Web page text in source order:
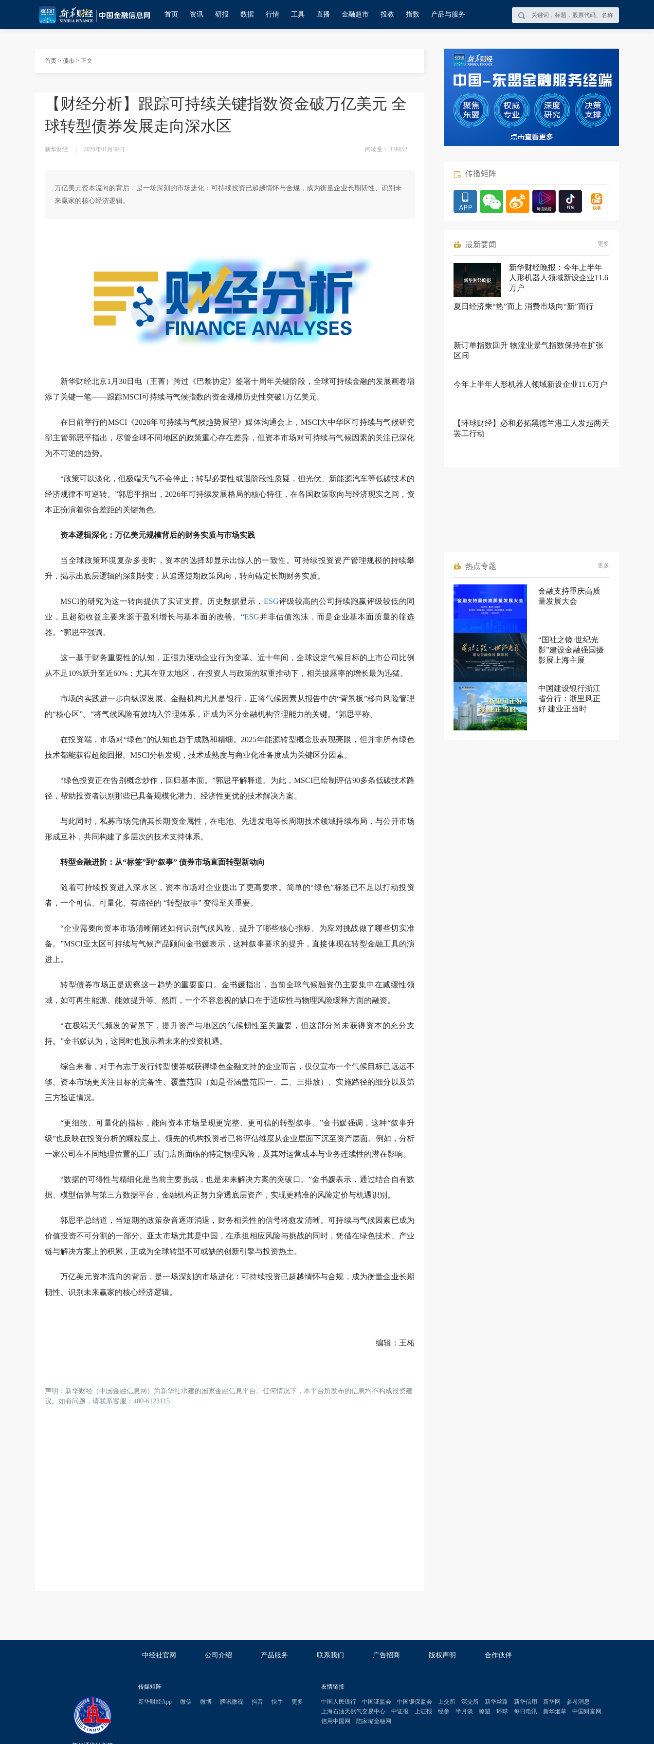
首页 资讯 研报 数据 行情 工具 直播 金融超市 投教 指数 产品与服务
首页 > 债市 > 正文
【财经分析】跟踪可持续关键指数资金破万亿美元 全
球转型债券发展走向深水区
新华财经 2026年01月30日 阅读量： 138652
万亿美元资本流向的背后，是一场深刻的市场进化：可持续投资已超越情怀与合规，成为衡量企业长期韧性、识别未
来赢家的核心经济逻辑。
新华财经北京1月30日电（王菁）跨过《巴黎协定》签署十周年关键阶段，全球可持续金融的发展画卷增
添了关键一笔——跟踪MSCI可持续与气候指数的资金规模历史性突破1万亿美元。
在日前举行的MSCI《2026年可持续与气候趋势展望》媒体沟通会上，MSCI大中华区可持续与气候研究
部主管郭思平指出，尽管全球不同地区的政策重心存在差异，但资本市场对可持续与气候因素的关注已深化
为不可逆的趋势。
“政策可以淡化，但极端天气不会停止；转型必要性或遇阶段性质疑，但光伏、新能源汽车等低碳技术的
经济规律不可逆转。”郭思平指出，2026年可持续发展格局的核心特征，在各国政策取向与经济现实之间，资
本正扮演着弥合差距的关键角色。
资本逻辑深化：万亿美元规模背后的财务实质与市场实践
当全球政策环境复杂多变时，资本的选择却显示出惊人的一致性。可持续投资资产管理规模的持续攀
升，揭示出底层逻辑的深刻转变：从追逐短期政策风向，转向锚定长期财务实质。
MSCI的研究为这一转向提供了实证支撑。历史数据显示， ESG评级较高的公司持续跑赢评级较低的同
业，且超额收益主要来源于盈利增长与基本面的改善。“ESG并非估值泡沫，而是企业基本面质量的筛选
器。”郭思平强调。
这一基于财务重要性的认知，正强力驱动企业行为变革。近十年间，全球设定气候目标的上市公司比例
从不足10%跃升至近60%；尤其在亚太地区，在投资人与政策的双重推动下，相关披露率的增长最为迅猛。
市场的实践进一步向纵深发展。金融机构尤其是银行，正将气候因素从报告中的“背景板”移向风险管理
的“核心区”。“将气候风险有效纳入管理体系，正成为区分金融机构管理能力的关键。”郭思平称。
在投资端，市场对“绿色”的认知也趋于成熟和精细。2025年能源转型概念股表现亮眼，但并非所有绿色
技术都能获得超额回报。MSCI分析发现，技术成熟度与商业化准备度成为关键区分因素。
“绿色投资正在告别概念炒作，回归基本面。”郭思平解释道。为此，MSCI已绘制评估90多条低碳技术路
径，帮助投资者识别那些已具备规模化潜力、经济性更优的技术解决方案。
与此同时，私募市场凭借其长期资金属性，在电池、先进发电等长周期技术领域持续布局，与公开市场
形成互补，共同构建了多层次的技术支持体系。
转型金融进阶：从“标签”到“叙事” 债券市场直面转型新动向
随着可持续投资进入深水区，资本市场对企业提出了更高要求。简单的“绿色”标签已不足以打动投资
者，一个可信、可量化、有路径的 “转型故事” 变得至关重要。
“企业需要向资本市场清晰阐述如何识别气候风险、提升了哪些核心指标、为应对挑战做了哪些切实准
备。”MSCI亚太区可持续与气候产品顾问金书媛表示，这种叙事要求的提升，直接体现在转型金融工具的演
进上。
转型债券市场正是观察这一趋势的重要窗口。金书媛指出，当前全球气候融资仍主要集中在减缓性领
域，如可再生能源、能效提升等。然而，一个不容忽视的缺口在于适应性与物理风险缓释方面的融资。
“在极端天气频发的背景下，提升资产与地区的气候韧性至关重要，但这部分尚未获得资本的充分支
持。”金书媛认为，这同时也预示着未来的投资机遇。
综合来看，对于有志于发行转型债券或获得绿色金融支持的企业而言，仅仅宣布一个气候目标已远远不
够。资本市场更关注目标的完备性、覆盖范围（如是否涵盖范围一、二、三排放）、实施路径的细分以及第
三方验证情况。
“更细致、可量化的指标，能向资本市场呈现更完整、更可信的转型叙事。”金书媛强调，这种“叙事升
级”也反映在投资分析的颗粒度上。领先的机构投资者已将评估维度从企业层面下沉至资产层面。例如，分析
一家公司在不同地理位置的工厂或门店所面临的特定物理风险，及其对运营成本与业务连续性的潜在影响。
“数据的可得性与精细化是当前主要挑战，也是未来解决方案的突破口。”金书媛表示，通过结合自有数
据、模型估算与第三方数据平台，金融机构正努力穿透底层资产，实现更精准的风险定价与机遇识别。
郭思平总结道，当短期的政策杂音逐渐消退，财务相关性的信号将愈发清晰。可持续与气候因素已成为
价值投资不可分割的一部分。亚太市场尤其是中国，在承担相应风险与挑战的同时，凭借在绿色技术、产业
链与解决方案上的积累，正成为全球转型不可或缺的创新引擎与投资热土。
万亿美元资本流向的背后，是一场深刻的市场进化：可持续投资已超越情怀与合规，成为衡量企业长期
韧性、识别未来赢家的核心经济逻辑。
编辑：王柘
声明：新华财经（中国金融信息网）为新华社承建的国家金融信息平台。任何情况下，本平台所发布的信息均不构成投资建
议。如有问题，请联系客服：400-6123115
传播矩阵
最新要闻 更多
新华财经晚报：今年上半年
人形机器人领域新设企业11.6
万户
夏日经济乘“热”而上 消费市场向“新”而行
新订单指数回升 物流业景气指数保持在扩张
区间
今年上半年人形机器人领域新设企业11.6万户
【环球财经】必和必拓黑德兰港工人发起两天
罢工行动
热点专题 更多
金融支持重庆高质
量发展大会
“国社之镜·世纪光
影”建设金融强国摄
影展上海主展
中国建设银行浙江
省分行：浙里风正
好 建业正当时
中经社官网 公司介绍 产品服务 联系我们 广告招商 版权声明 合作伙伴
传媒矩阵
新华财经App 微信 微博 腾讯微视 抖音 快手 更多
友情链接
中国人民银行 中国证监会 中国银保监会 上交所 深交所 新华丝路 新华信用 新华网
参考消息
上海石油天然气交易中心
中证报 上证报 经参 半月谈 瞭望 环球 每日电讯 新华烟草
中国财富网
信用中国网
陆家嘴金融网